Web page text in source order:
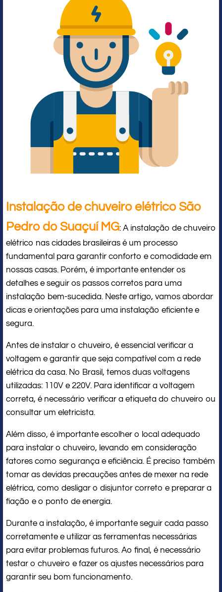
Instalação de chuveiro elétrico São
Pedro do Suaçuí MG: A instalação de chuveiro
elétrico nas cidades brasileiras é um processo
fundamental para garantir conforto e comodidade em
nossas casas. Porém, é importante entender os
detalhes e seguir os passos corretos para uma
instalação bem-sucedida. Neste artigo, vamos abordar
dicas e orientações para uma instalação eficiente e
segura.
Antes de instalar o chuveiro, é essencial verificar a
voltagem e garantir que seja compatível com a rede
elétrica da casa. No Brasil, temos duas voltagens
utilizadas: 110V e 220V. Para identificar a voltagem
correta, é necessário verificar a etiqueta do chuveiro ou
consultar um eletricista.
Além disso, é importante escolher o local adequado
para instalar o chuveiro, levando em consideração
fatores como segurança e eficiência. É preciso também
tomar as devidas precauções antes de mexer na rede
elétrica, como desligar o disjuntor correto e preparar a
fiação e o ponto de energia.
Durante a instalação, é importante seguir cada passo
corretamente e utilizar as ferramentas necessárias
para evitar problemas futuros. Ao final, é necessário
testar o chuveiro e fazer os ajustes necessários para
garantir seu bom funcionamento.